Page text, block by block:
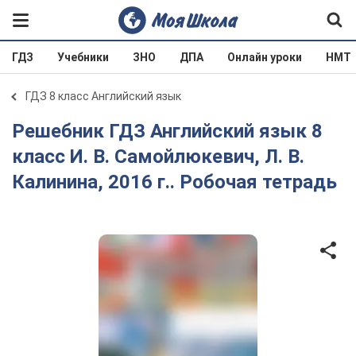
ГДЗ Учебники ЗНО ДПА Онлайн уроки НМТ
ГДЗ 8 класс Английский язык
Решебник ГДЗ Английский язык 8
класс И. В. Самойлюкевич, Л. В.
Калинина, 2016 г.. Робочая тетрадь